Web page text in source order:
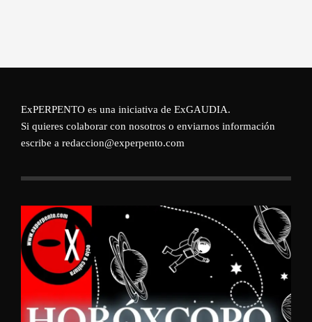
ExPERPENTO es una iniciativa de ExGAUDIA.
Si quieres colaborar con nosotros o enviarnos información
escribe a redaccion@experpento.com